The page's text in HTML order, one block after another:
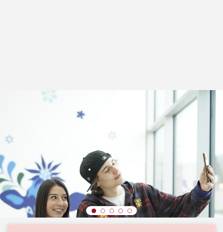
Folge unseren Lehrlingen auf
Jetzt folgen